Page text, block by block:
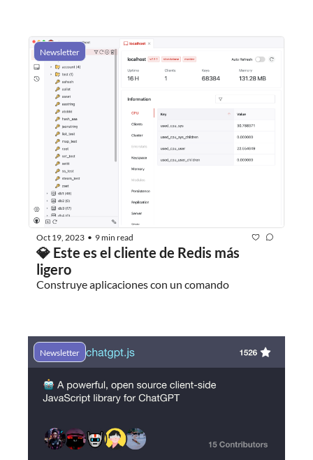
Newsletter
Oct 19, 2023 • 9 min read
💎 Este es el cliente de Redis más
ligero
Construye aplicaciones con un comando
Newsletter